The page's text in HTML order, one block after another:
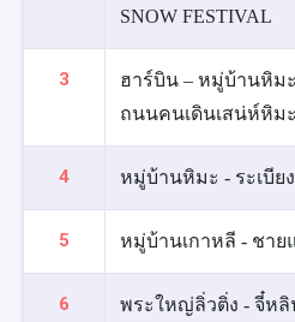
SNOW FESTIVAL
3
ฮาร์บิน – หมู่บ้านหิมะ
ถนนคนเดินเสน่ห์หิมะ
4 หมู่บ้านหิมะ - ระเบีย
5 หมู่บ้านเกาหลี - ชาย
6 พระใหญ่ลิ่วติ่ง - จี๋หลิ